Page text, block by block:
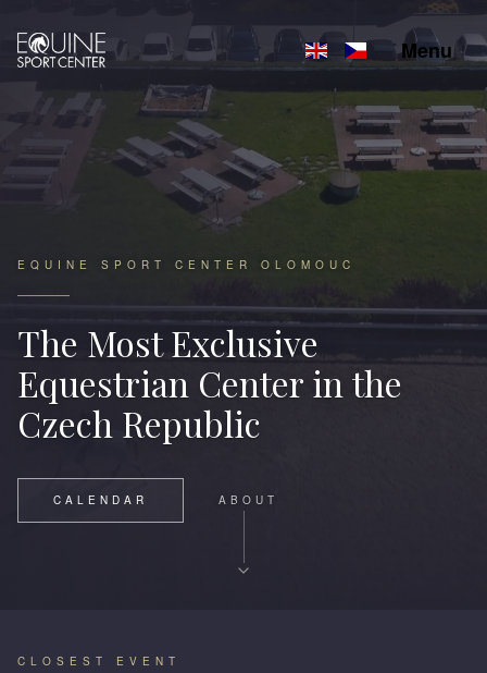
Menu
EQUINE SPORT CENTER OLOMOUC
The Most Exclusive
Equestrian Center in the
Czech Republic
CALENDAR ABOUT
CLOSEST EVENT